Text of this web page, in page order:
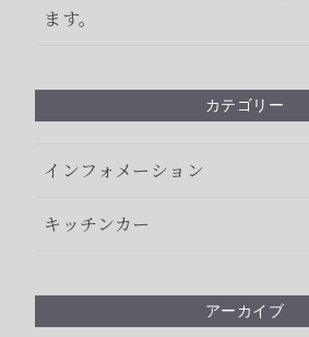
ます。
カテゴリー
インフォメーション
キッチンカー
アーカイブ